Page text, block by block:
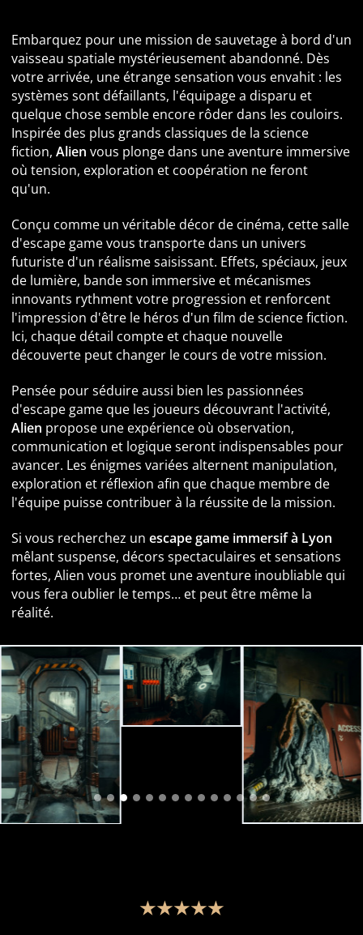
Embarquez pour une mission de sauvetage à bord d'un
vaisseau spatiale mystérieusement abandonné. Dès
votre arrivée, une étrange sensation vous envahit : les
systèmes sont défaillants, l'équipage a disparu et
quelque chose semble encore rôder dans les couloirs.
Inspirée des plus grands classiques de la science
fiction, Alien vous plonge dans une aventure immersive
où tension, exploration et coopération ne feront
qu'un.
Conçu comme un véritable décor de cinéma, cette salle
d'escape game vous transporte dans un univers
futuriste d'un réalisme saisissant. Effets, spéciaux, jeux
de lumière, bande son immersive et mécanismes
innovants rythment votre progression et renforcent
l'impression d'être le héros d'un film de science fiction.
Ici, chaque détail compte et chaque nouvelle
découverte peut changer le cours de votre mission.
Pensée pour séduire aussi bien les passionnées
d'escape game que les joueurs découvrant l'activité,
Alien propose une expérience où observation,
communication et logique seront indispensables pour
avancer. Les énigmes variées alternent manipulation,
exploration et réflexion afin que chaque membre de
l'équipe puisse contribuer à la réussite de la mission.
Si vous recherchez un escape game immersif à Lyon
mêlant suspense, décors spectaculaires et sensations
fortes, Alien vous promet une aventure inoubliable qui
vous fera oublier le temps… et peut être même la
réalité.